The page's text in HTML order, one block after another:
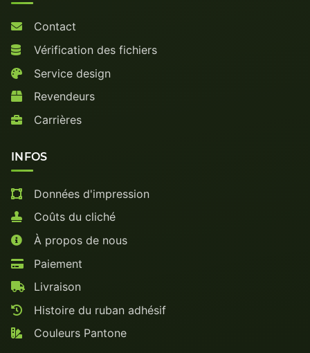
Contact
Vérification des fichiers
Service design
Revendeurs
Carrières
INFOS
Données d'impression
Coûts du cliché
À propos de nous
Paiement
Livraison
Histoire du ruban adhésif
Couleurs Pantone